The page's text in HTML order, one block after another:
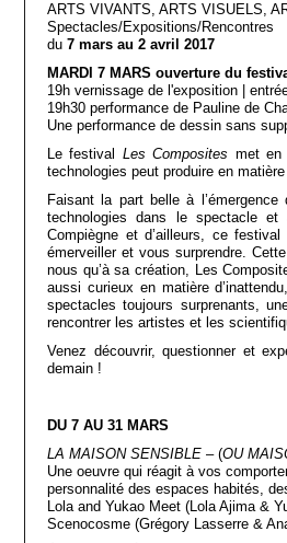
ARTS VIVANTS, ARTS VISUELS,
Spectacles/Expositions/Rencontres
du 7 mars au 2 avril 2017
MARDI 7 MARS ouverture du
19h vernissage de l'exposition |
19h30 performance de Pauline de
Une performance de dessin sans
Le festival Les Composites met en
technologies peut produire en
Faisant la part belle à
technologies dans le spectacle et
Compiègne et d’ailleurs, ce
émerveiller et vous surprendre.
nous qu’à sa création, Les
aussi curieux en matière
spectacles toujours surprenants,
rencontrer les artistes et les
Venez découvrir, questionner et
demain !
DU 7 AU 31 MARS
LA MAISON SENSIBLE – (OU
Une oeuvre qui réagit à vos
personnalité des espaces habités,
Lola and Yukao Meet (Lola Ajima &
Scenocosme (Grégory Lasserre &